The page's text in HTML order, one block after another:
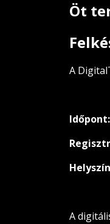
Öt
A
Időpont:
A